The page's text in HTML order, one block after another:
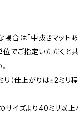
合は「中抜きマット
位でご指定いただくと
仕上がりは±2ミリ
サイズより40ミリ以上